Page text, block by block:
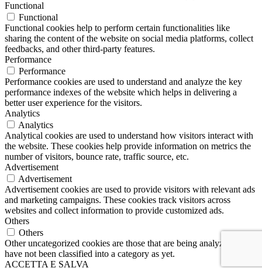
Functional
Functional
Functional cookies help to perform certain functionalities like
sharing the content of the website on social media platforms, collect
feedbacks, and other third-party features.
Performance
Performance
Performance cookies are used to understand and analyze the key
performance indexes of the website which helps in delivering a
better user experience for the visitors.
Analytics
Analytics
Analytical cookies are used to understand how visitors interact with
the website. These cookies help provide information on metrics the
number of visitors, bounce rate, traffic source, etc.
Advertisement
Advertisement
Advertisement cookies are used to provide visitors with relevant ads
and marketing campaigns. These cookies track visitors across
websites and collect information to provide customized ads.
Others
Others
Other uncategorized cookies are those that are being analyzed and
have not been classified into a category as yet.
ACCETTA E SALVA